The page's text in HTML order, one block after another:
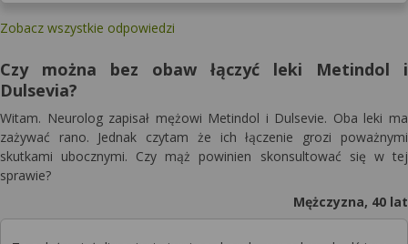
Zobacz wszystkie odpowiedzi
Czy można bez obaw łączyć leki Metindol i
Dulsevia?
Witam. Neurolog zapisał mężowi Metindol i Dulsevie. Oba leki ma
zażywać rano. Jednak czytam że ich łączenie grozi poważnymi
skutkami ubocznymi. Czy mąż powinien skonsultować się w tej
sprawie?
Mężczyzna, 40 lat